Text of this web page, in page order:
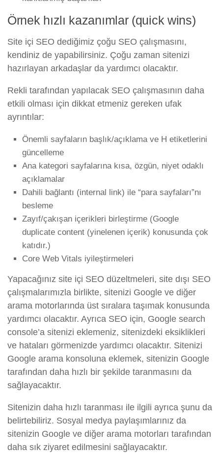
Örnek hızlı kazanımlar (quick wins)
Site içi SEO dediğimiz çoğu SEO çalışmasını,
kendiniz de yapabilirsiniz. Çoğu zaman sitenizi
hazırlayan arkadaşlar da yardımcı olacaktır.
Rekli tarafından yapılacak SEO çalışmasının daha
etkili olması için dikkat etmeniz gereken ufak
ayrıntılar:
Önemli sayfaların başlık/açıklama ve H etiketlerini
güncelleme
Ana kategori sayfalarına kısa, özgün, niyet odaklı
açıklamalar
Dahili bağlantı (internal link) ile “para sayfaları”nı
besleme
Zayıf/çakışan içerikleri birleştirme (Google
duplicate content (yinelenen içerik) konusunda çok
katıdır.)
Core Web Vitals iyileştirmeleri
Yapacağınız site içi SEO düzeltmeleri, site dışı SEO
çalışmalarımızla birlikte, sitenizi Google ve diğer
arama motorlarında üst sıralara taşımak konusunda
yardımcı olacaktır. Ayrıca SEO için, Google search
console’a sitenizi eklemeniz, sitenizdeki eksiklikleri
ve hataları görmenizde yardımcı olacaktır. Sitenizi
Google arama konsoluna eklemek, sitenizin Google
tarafından daha hızlı bir şekilde taranmasını da
sağlayacaktır.
Sitenizin daha hızlı taranması ile ilgili ayrıca şunu da
belirtebiliriz. Sosyal medya paylaşımlarınız da
sitenizin Google ve diğer arama motorları tarafından
daha sık ziyaret edilmesini sağlayacaktır.